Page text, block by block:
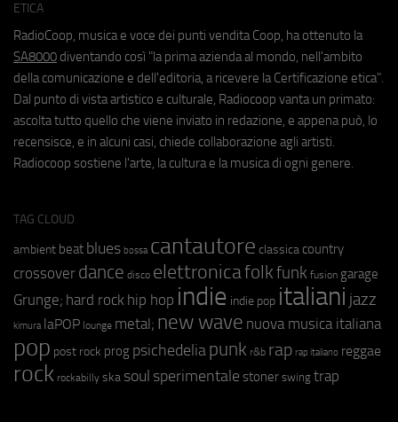
ETICA
RadioCoop, musica e voce dei punti vendita Coop, ha ottenuto la
SA8000 diventando così "la prima azienda al mondo, nell'ambito
della comunicazione e dell'editoria, a ricevere la Certificazione etica".
Dal punto di vista artistico e culturale, Radiocoop vanta un primato:
ascolta tutto quello che viene inviato in redazione, e appena può, lo
recensisce, e in alcuni casi, chiede collaborazione agli artisti.
Radiocoop sostiene l'arte, la cultura e la musica di ogni genere.
TAG CLOUD
ambient beat blues bossa cantautore classica country
crossover dance disco elettronicafolkfunk fusion garage
Grunge; hard rock hip hop indie indie pop italiani jazz
kimura laPOP lounge metal; new wave nuova musica italiana
pop post rock prog psichedeliapunk r&b rap rap italiano reggae
rock rockabilly ska soul sperimentale stoner swing trap